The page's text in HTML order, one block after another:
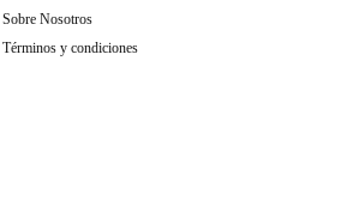
Sobre Nosotros
Términos y condiciones